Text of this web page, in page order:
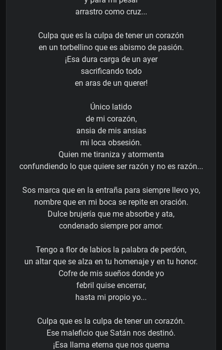
arrastro como cruz...
Culpa que es la culpa de tener un corazón
en un torbellino que es abismo de pasión.
¡Esa dura carga de un ayer
sacrificando todo
en aras de un querer!
Único latido
de mi corazón,
ansia de mis ansias
mi loca obsesión.
Quien me tiraniza y atormenta
confundiendo lo que quiere ser razón y no es razón...
Sos marca que en la entraña para siempre llevo yo,
nombre que en mi boca se repite en oración.
Dulce brujería que me absorbe y ata,
condenado siempre por amor.
Tengo a flor de labios la palabra de perdón,
un altar que se alza en tu homenaje y en tu honor.
Cofre de mis sueños donde yo
febril quise encerrar,
hasta mi propio yo...
Culpa que es la culpa de tener un corazón.
Ese maleficio que Satán nos destinó.
¡Esa llama eterna que nos quema